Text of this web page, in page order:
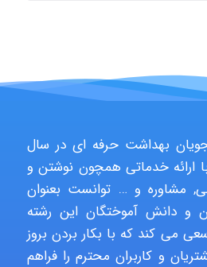
Jafar Tym
aghajari vahid
بهداشت حرفه ای در سال
و با ارائه خدماتی همچون نوشتن و
مشاوره و … توانست بعنوان
و دانش آموختگان این رشته
می کند که با بکار بردن بروز
و کاربران محترم را فراهم